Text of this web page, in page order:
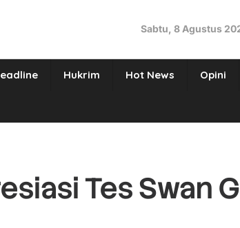
Sabtu, 8 Agustus
Hukrim Hot News Opini
Tes Swan